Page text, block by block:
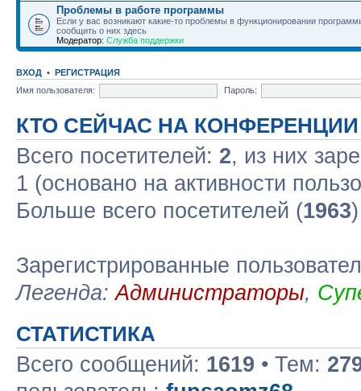
Проблемы в работе программы
Если у вас возникают какие-то проблемы в функционировании
сообщить о них здесь
Модератор: Служба поддержки
ВХОД • РЕГИСТРАЦИЯ
Имя пользователя:
Пароль:
КТО СЕЙЧАС НА КОНФЕРЕНЦИИ
Всего посетителей: 2, из них
1 (основано на активности
Больше всего посетителей (1963
Зарегистрированные
Легенда:Администраторы,
СТАТИСТИКА
Всего сообщений: 1619 • Тем: